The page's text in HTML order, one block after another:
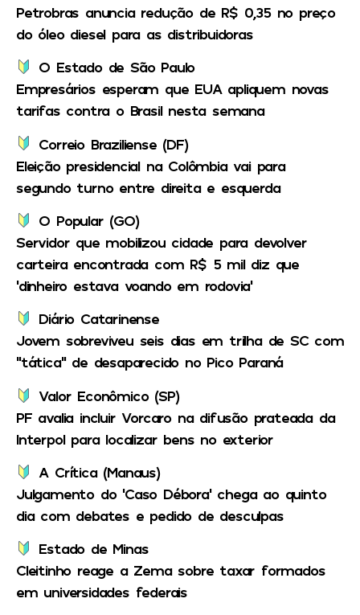
Petrobras anuncia redução de R$ 0,35 no preço
do óleo diesel para as distribuidoras
O Estado de São Paulo
Empresários esperam que EUA apliquem novas
tarifas contra o Brasil nesta semana
Correio Braziliense (DF)
Eleição presidencial na Colômbia vai para
segundo turno entre direita e esquerda
O Popular (GO)
Servidor que mobilizou cidade para devolver
carteira encontrada com R$ 5 mil diz que
‘dinheiro estava voando em rodovia’
Diário Catarinense
Jovem sobreviveu seis dias em trilha de SC com
“tática” de desaparecido no Pico Paraná
Valor Econômico (SP)
PF avalia incluir Vorcaro na difusão prateada da
Interpol para localizar bens no exterior
A Crítica (Manaus)
Julgamento do ‘Caso Débora’ chega ao quinto
dia com debates e pedido de desculpas
Estado de Minas
Cleitinho reage a Zema sobre taxar formados
em universidades federais